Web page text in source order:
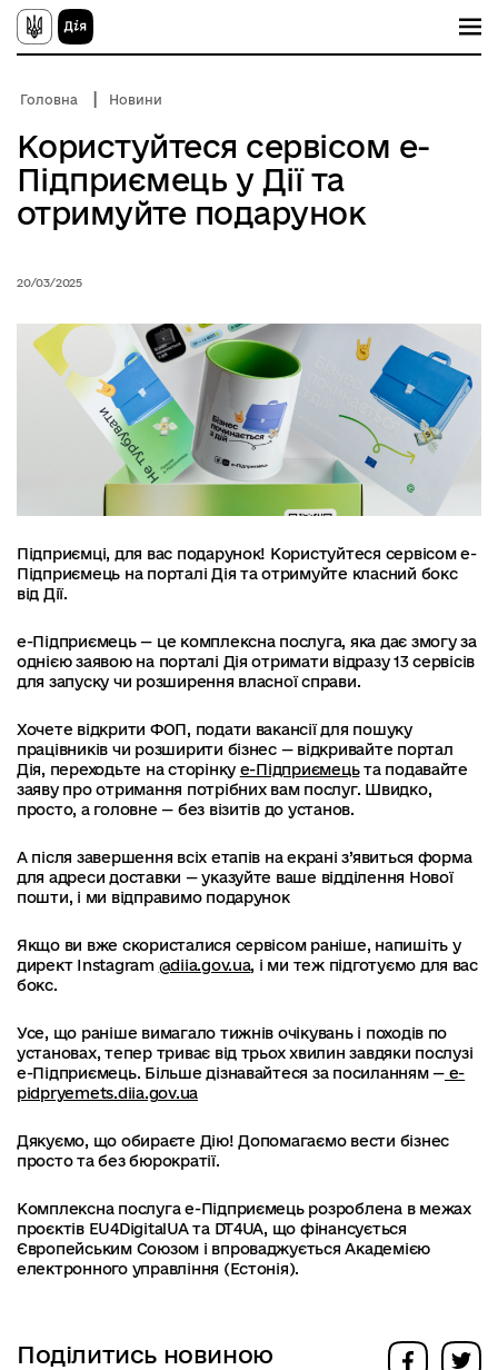
П
е
р
й
д
о
н
о
о
Головна Новини
Користуйтеся сервісом е-
Підприємець у Дії та
отримуйте подарунок
20/03/2025
Підприємці, для вас подарунок! Користуйтеся сервісом е-
Підприємець на порталі Дія та отримуйте класний бокс
від Дії.
е-Підприємець — це комплексна послуга, яка дає змогу за
однією заявою на порталі Дія отримати відразу 13 сервісів
для запуску чи розширення власної справи.
Хочете відкрити ФОП, подати вакансії для пошуку
працівників чи розширити бізнес — відкривайте портал
Дія, переходьте на сторінку е-Підприємецьта подавайте
заяву про отримання потрібних вам послуг. Швидко,
просто, а головне — без візитів до установ.
А після завершення всіх етапів на екрані з’явиться форма
для адреси доставки — указуйте ваше відділення Нової
пошти, і ми відправимо подарунок
Якщо ви вже скористалися сервісом раніше, напишіть у
директ Instagram @diia.gov.ua, і ми теж підготуємо для вас
бокс.
Усе, що раніше вимагало тижнів очікувань і походів по
установах, тепер триває від трьох хвилин завдяки послузі
е-Підприємець. Більше дізнавайтеся за посиланням — e-
pidpryemets.diia.gov.ua
Дякуємо, що обираєте Дію! Допомагаємо вести бізнес
просто та без бюрократії.
Комплексна послуга е-Підприємець розроблена в межах
проєктів EU4DigitalUA та DT4UA, що фінансується
Європейським Союзом і впроваджується Академією
електронного управління (Естонія).
Поділитись новиною